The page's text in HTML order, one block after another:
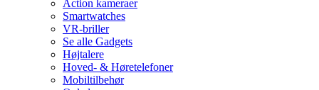
Action kameraer
Smartwatches
VR-briller
Se alle Gadgets
Højtalere
Hoved- & Høretelefoner
Mobiltilbehør